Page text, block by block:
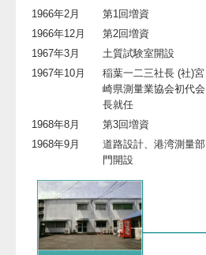
1966年2月
第1回増資
1966年12月
第2回増資
1967年3月
土質試験室開設
1967年10月
稲葉一二三社長 (社)宮
崎県測量業協会初代会
長就任
1968年8月
第3回増資
1968年9月
道路設計、港湾測量部
門開設